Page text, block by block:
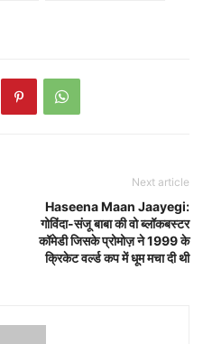
Next article
Haseena Maan Jaayegi:
गोविंदा-संजू बाबा की वो ब्लॉकबस्टर
कॉमेडी जिसके प्रोमोज़ ने 1999 के
क्रिकेट वर्ल्ड कप में धूम मचा दी थी